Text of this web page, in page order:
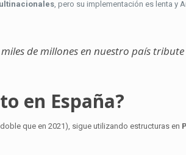
, pero su implementación es lenta y
de millones en nuestro país
en España?
que en 2021), sigue utilizando estructuras en